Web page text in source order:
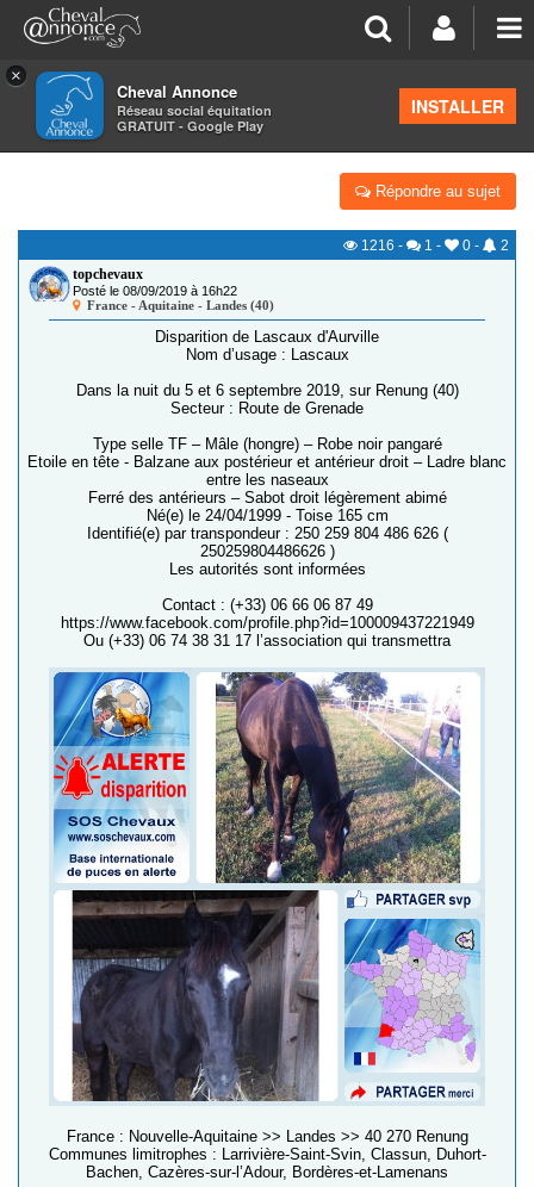
×
Cheval Annonce
Réseau social équitation
GRATUIT - Google Play
INSTALLER
>Petites annonces>Alertes aux chevaux volés
40 270 [DISPARU] LASCAUX D'AURVILLE
Répondre au sujet
1216 - 1 - 0 -
2
topchevaux
Posté le 08/09/2019 à 16h22
France - Aquitaine - Landes (40)
Disparition de Lascaux d'Aurville
Nom d’usage : Lascaux
Dans la nuit du 5 et 6 septembre 2019, sur Renung (40)
Secteur : Route de Grenade
Type selle TF – Mâle (hongre) – Robe noir pangaré
Etoile en tête - Balzane aux postérieur et antérieur droit – Ladre blanc
entre les naseaux
Ferré des antérieurs – Sabot droit légèrement abimé
Né(e) le 24/04/1999 - Toise 165 cm
Identifié(e) par transpondeur : 250 259 804 486 626 (
250259804486626 )
Les autorités sont informées
Contact : (+33) 06 66 06 87 49
https://www.facebook.com/profile.php?id=100009437221949
Ou (+33) 06 74 38 31 17 l’association qui transmettra
France : Nouvelle-Aquitaine >> Landes >> 40 270 Renung
Communes limitrophes : Larrivière-Saint-Svin, Classun, Duhort-
Bachen, Cazères-sur-l’Adour, Bordères-et-Lamenans